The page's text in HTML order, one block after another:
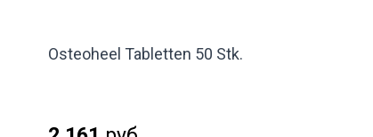
Osteoheel Tabletten 50 Stk.